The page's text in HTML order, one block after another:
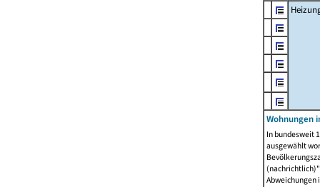
Wohnungen
In bundesweit
ausgewählt
Abweichungen